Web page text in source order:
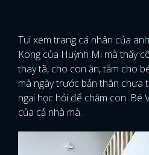
Tui xem trang cá nhân của
Kong của Huỳnh Mi mà thấy
thay tã, cho con ăn, tắm cho
mà ngày trước bản thân chưa
ngại học hỏi để chăm con. Bé
của cả nhà mà.